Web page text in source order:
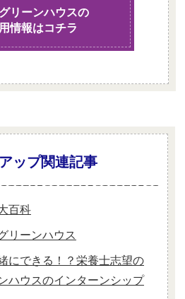
リーンハウスの
情報はコチラ
ップ関連記事
百科
リーンハウス
にできる！？ 栄養士志望の
ハウスのインターンシップ